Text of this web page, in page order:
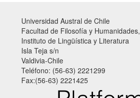
Universidad Austral de Chile
Facultad de Filosofía y Humanidades,
Instituto de Lingüística y Literatura
Isla Teja s/n
Valdivia-Chile
Teléfono: (56-63) 2221299
Fax:(56-63) 2221425